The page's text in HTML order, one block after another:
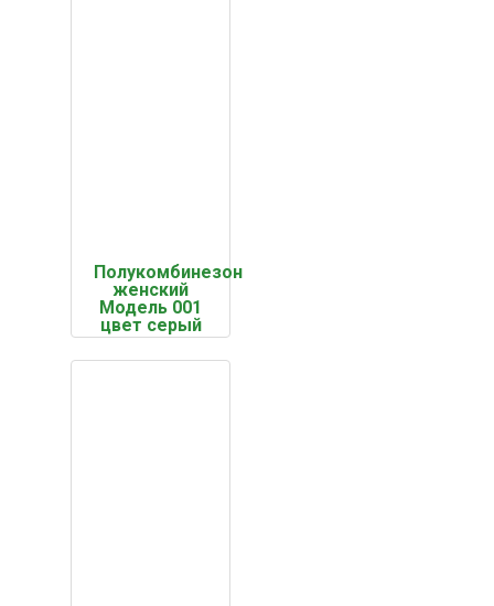
Полукомбинезон
женский
Модель 001
цвет серый